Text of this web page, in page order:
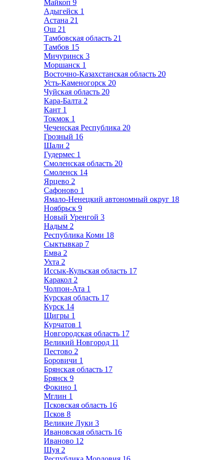
Майкоп 9
Адыгейск 1
Астана 21
Ош 21
Тамбовская область 21
Тамбов 15
Мичуринск 3
Моршанск 1
Восточно-Казахстанская область 20
Усть-Каменогорск 20
Чуйская область 20
Кара-Балта 2
Кант 1
Токмок 1
Чеченская Республика 20
Грозный 16
Шали 2
Гудермес 1
Смоленская область 20
Смоленск 14
Ярцево 2
Сафоново 1
Ямало-Ненецкий автономный округ 18
Ноябрьск 9
Новый Уренгой 3
Надым 2
Республика Коми 18
Сыктывкар 7
Емва 2
Ухта 2
Иссык-Кульская область 17
Каракол 2
Чолпон-Ата 1
Курская область 17
Курск 14
Щигры 1
Курчатов 1
Новгородская область 17
Великий Новгород 11
Пестово 2
Боровичи 1
Брянская область 17
Брянск 9
Фокино 1
Мглин 1
Псковская область 16
Псков 8
Великие Луки 3
Ивановская область 16
Иваново 12
Шуя 2